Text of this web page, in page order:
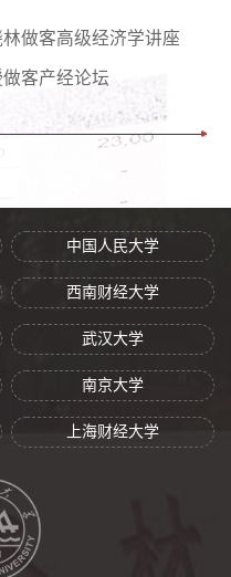
做客高级经济学讲座
客产经论坛
中国人民大学
西南财经大学
武汉大学
南京大学
上海财经大学